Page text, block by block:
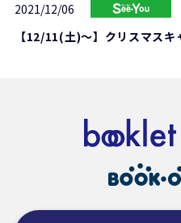
2021/12/06
【12/11(土)～】クリスマスキ